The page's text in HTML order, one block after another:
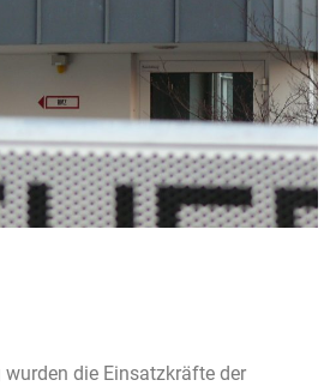
die Einsatzkräfte der